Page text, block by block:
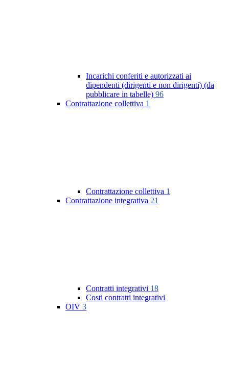
Incarichi conferiti e autorizzati ai
dipendenti (dirigenti e non dirigenti) (da
pubblicare in tabelle) 96
Contrattazione collettiva 1
Contrattazione collettiva 1
Contrattazione integrativa 21
Contratti integrativi 18
Costi contratti integrativi
OIV 3